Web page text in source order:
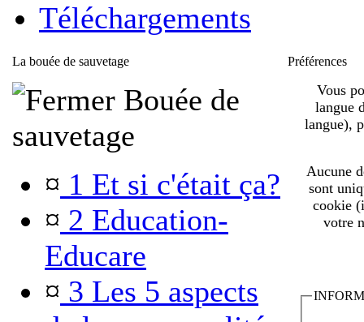
Téléchargements
La bouée de sauvetage
Bouée de
sauvetage
¤ 1 Et si c'était ça?
¤ 2 Education-
Educare
¤ 3 Les 5 aspects
Préférences
Vous
langue
langue),
Aucune
sont
cookie
votre